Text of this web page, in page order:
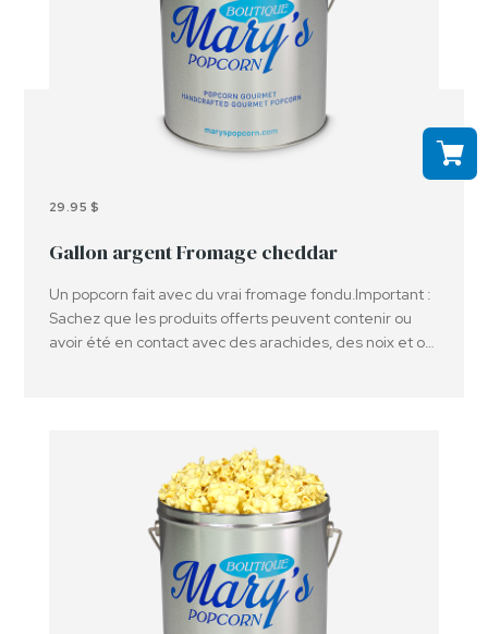
29.95 $
Gallon argent Fromage cheddar
Un popcorn fait avec du vrai fromage fondu.Important :
Sachez que les produits offerts peuvent contenir ou
avoir été en contact avec des arachides, des noix et ou